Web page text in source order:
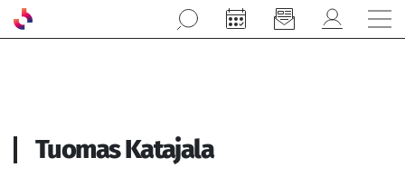
Aller au contenu principal
Tuomas Katajala